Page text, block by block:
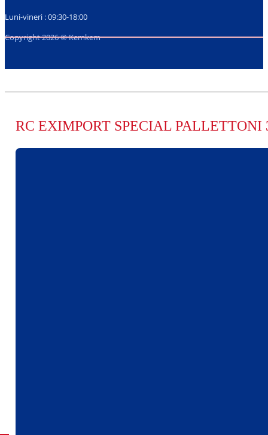
Luni-vineri : 09:30-18:00
Copyright 2026 © Kemkem
RC EXIMPORT SPECIAL PALLETTONI